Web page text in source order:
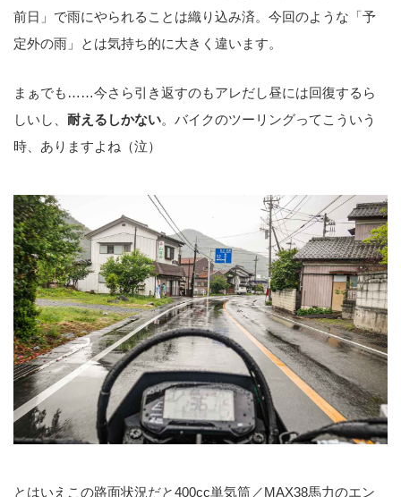
前日」で雨にやられることは織り込み済。今回のような「予
定外の雨」とは気持ち的に大きく違います。
まぁでも……今さら引き返すのもアレだし昼には回復するら
しいし、 耐えるしかない。バイクのツーリングってこういう
時、ありますよね（泣）
とはいえこの路面状況だと400cc単気筒／MAX38馬力のエン